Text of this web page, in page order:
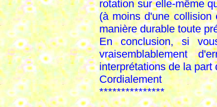
rotation sur elle-même
(à moins d'une collision
manière durable toute
En conclusion, si
vraisemblablement
interprétations de la
Cordialement
***************